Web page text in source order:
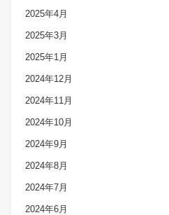
2025年4月
2025年3月
2025年1月
2024年12月
2024年11月
2024年10月
2024年9月
2024年8月
2024年7月
2024年6月